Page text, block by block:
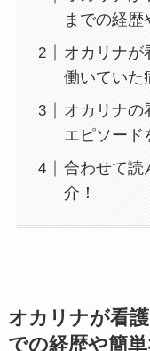
までの経歴
オカリナが
働いていた
オカリナの
エピソード
合わせて読
介！
オカリナが看
での経歴や簡